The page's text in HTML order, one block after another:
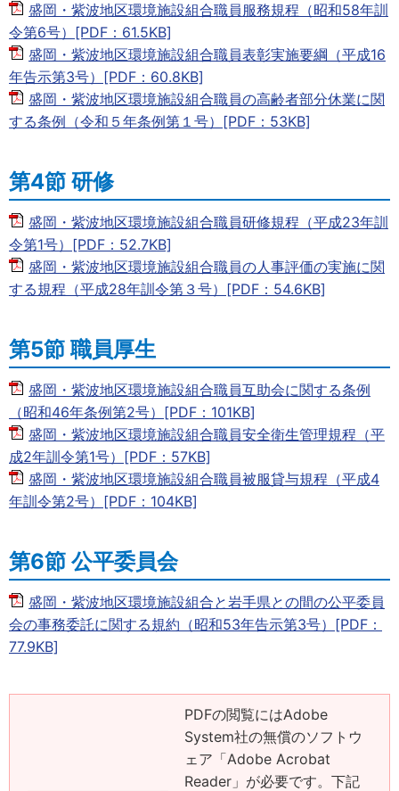
盛岡・紫波地区環境施設組合職員服務規程（昭和58年訓
令第6号）[PDF：61.5KB]
盛岡・紫波地区環境施設組合職員表彰実施要綱（平成16
年告示第3号）[PDF：60.8KB]
盛岡・紫波地区環境施設組合職員の高齢者部分休業に関
する条例（令和５年条例第１号）[PDF：53KB]
第4節 研修
盛岡・紫波地区環境施設組合職員研修規程（平成23年訓
令第1号）[PDF：52.7KB]
盛岡・紫波地区環境施設組合職員の人事評価の実施に関
する規程（平成28年訓令第３号）[PDF：54.6KB]
第5節 職員厚生
盛岡・紫波地区環境施設組合職員互助会に関する条例
（昭和46年条例第2号）[PDF：101KB]
盛岡・紫波地区環境施設組合職員安全衛生管理規程（平
成2年訓令第1号）[PDF：57KB]
盛岡・紫波地区環境施設組合職員被服貸与規程（平成4
年訓令第2号）[PDF：104KB]
第6節 公平委員会
盛岡・紫波地区環境施設組合と岩手県との間の公平委員
会の事務委託に関する規約（昭和53年告示第3号）[PDF：
77.9KB]
PDFの閲覧にはAdobe
System社の無償のソフトウ
ェア「Adobe Acrobat
Reader」が必要です。下記